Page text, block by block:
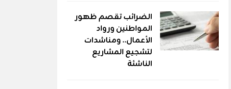
الضرائب تقصم ظهور
المواطنين ورواد
الأعمال.. ومناشدات
لتشجيع المشاريع
الناشئة